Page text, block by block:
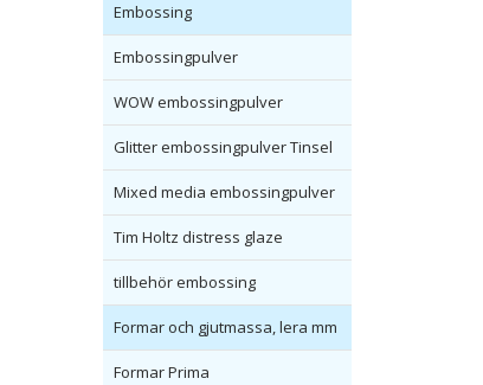
Embossing
Embossingpulver
WOW embossingpulver
Glitter embossingpulver Tinsel
Mixed media embossingpulver
Tim Holtz distress glaze
tillbehör embossing
Formar och gjutmassa, lera mm
Formar Prima